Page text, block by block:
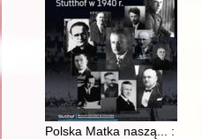
Polska Matka naszą... :